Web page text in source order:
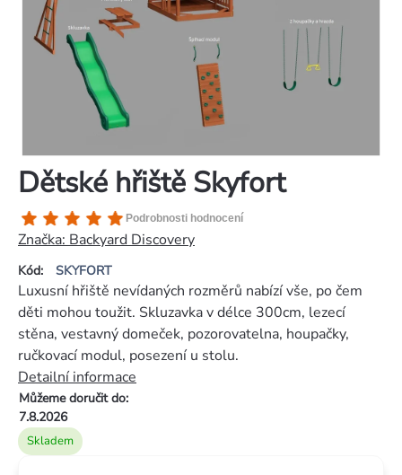
Dětské hřiště Skyfort
Kód: SKYFORT
Průměrné
hodnocení
produktu
je
5,0
hvězdiček.
Podrobnosti hodnocení
Značka: Backyard Discovery
Skladem
Můžeme doručit do:
7.8.2026
Luxusní hřiště nevídaných rozměrů nabízí vše, po čem
děti mohou toužit. Skluzavka v délce 300cm, lezecí
stěna, vestavný domeček, pozorovatelna, houpačky,
ručkovací modul, posezení u stolu.
Detailní informace